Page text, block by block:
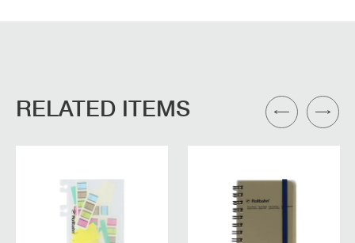
RELATED ITEMS